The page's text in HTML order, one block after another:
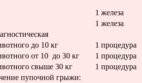
1 железа
1 железа
до 10 кг
1 процедура
от 10 до 30 кг
1 процедура
свыше 30 кг
1 процедура
пупочной грыжи: